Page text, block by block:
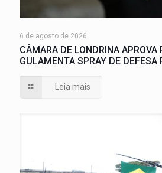
6 de agosto de 2026
CÂMARA DE LONDRINA APROVA
GULAMENTA SPRAY DE DEFESA
Leia mais